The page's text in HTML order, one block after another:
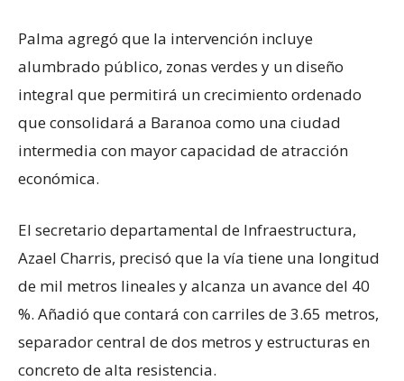
Palma agregó que la intervención incluye
alumbrado público, zonas verdes y un diseño
integral que permitirá un crecimiento ordenado
que consolidará a Baranoa como una ciudad
intermedia con mayor capacidad de atracción
económica.
El secretario departamental de Infraestructura,
Azael Charris, precisó que la vía tiene una longitud
de mil metros lineales y alcanza un avance del 40
%. Añadió que contará con carriles de 3.65 metros,
separador central de dos metros y estructuras en
concreto de alta resistencia.